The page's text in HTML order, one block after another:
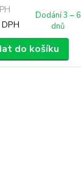
Dodání 3 – 6
dnů
do košíku